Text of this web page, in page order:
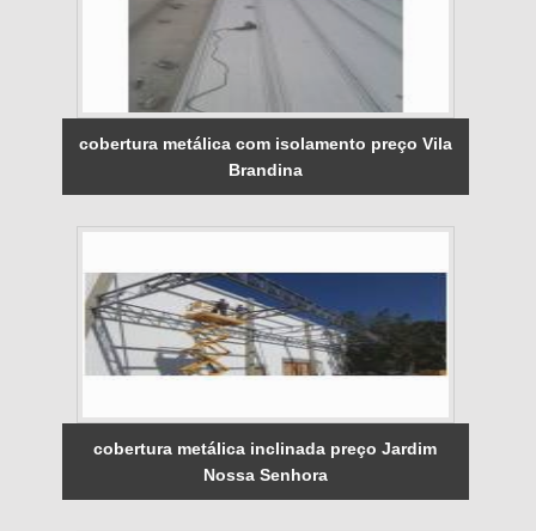
cobertura metálica com isolamento preço Vila
Brandina
cobertura metálica inclinada preço Jardim
Nossa Senhora